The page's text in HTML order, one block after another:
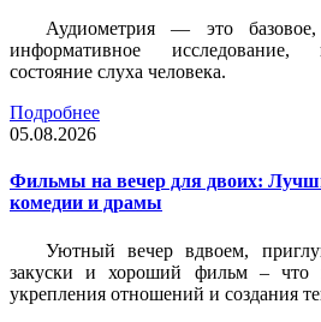
Аудиометрия — это
информативное исследование,
состояние слуха человека.
Подробнее
05.08.2026
Фильмы на вечер для двоих:
комедии и драмы
Уютный вечер вдвоем,
закуски и хороший фильм – что
укрепления отношений и создания